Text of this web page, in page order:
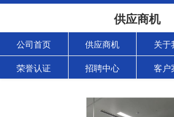
供应商机
公司首页 供应商机 关于
荣誉认证 招聘中心 客户